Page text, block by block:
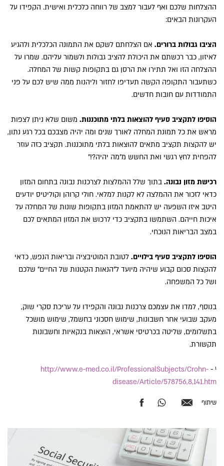
ההצלחות שלכם ואף לעבור למצב של רווחה כלכלית ואישית. הקפידו על
העקרונות הבאים:
הציבו גבולות ברורים. אם הצלחתם לשקם את התמונה הכלכלית ולהגיע
לאיזון, כבר רכשתם את היכולת להציב גבולות ולשמור עליהם. שמרו על
ההצלחה הזו ואל תתירו את הרסן גם בתקופות קשות של המחלה.
כשתעבור התקופה הקשה תעדיפו לחזור וליהנות ממה שיש לכם על פני
התמודדות עם חובות חדשים.
הוסיפו לתקציב סעיף להוצאות בלתי מתוכננות. משום שלא ניתן לצפות
מראש את כל תמונת המחלה לאורך שנים ומה יהיה מצבכם בכל רגע נתון,
יש להקצות תקציב מתאים להוצאות בלתי מתוכננות. תקציב כזה עוזר
להפחית לחץ רגשי ואת החשש מ"מה יהיה?!"
רכישת מזון נבונה. בתוך שלל ההמלצות לצרכנות נבונה בתחום המזון
כדאי לזכור את ההמלצה לא לקנות למלאי. חולי קרוהן וקוליטיס יודעים
היטב איזו השפעה יש להתאמת המזון בתקופות שונות של המחלה על
איכות חייהם. השתמשו בתקציב כדי לרכוש את המזון המתאים לכם
במצב הבריאות הנוכחי.
הוסיפו לתקציב סעיף בילויים. לטובת המוטיבציה ובריאות הנפש, כדאי
להקצות סכום קבוע שיהיה מיועד ל"הנאות הקטנות של החיים" שלכם
ושל כל המשפחה.
בנוסף, למדו את עצמכם צרכנות נבונה והקפידו על עריכת סקרי שוק,
מעקב שבועי אחר חשבונות, שימוש חסכוני בחשמל, שימוש מושכל
בתשלומים, שליטה בכרטיסי אשראי, הוצאות בנקאיות וחשבונות
תקשורת.
¹ -
http://www.e-med.co.il/ProfessionalSubjects/Crohn-
disease/Article/578756,8,141.htm
שיתוף